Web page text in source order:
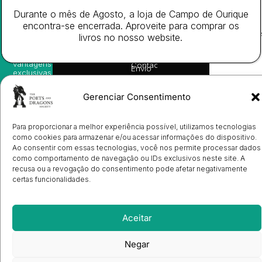
Gerenciar Consentimento
Para proporcionar a melhor experiência possível, utilizamos tecnologias
como cookies para armazenar e/ou acessar informações do dispositivo.
Ao consentir com essas tecnologias, você nos permite processar dados
como comportamento de navegação ou IDs exclusivos neste site. A
recusa ou a revogação do consentimento pode afetar negativamente
certas funcionalidades.
Aceitar
Negar
Eventos
Prémio
Ulysses
Contactos
Envio
de
Candidatura
de
de
Livrarias
Cookies
(EU)
sugestões
de
leitura,
vantagens
exclusivas
avisos
diretamente
no seu
Subscrever
os
direitos
Durante o mês de Agosto, a loja de Campo de Ourique
encontra-se encerrada. Aproveite para comprar os
livros no nosso website.